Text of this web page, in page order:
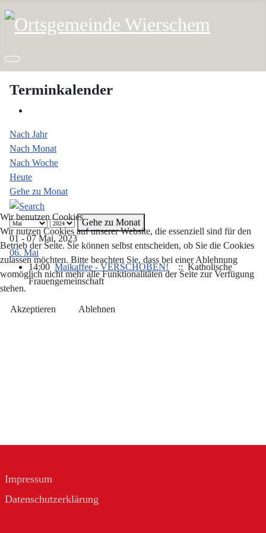
Terminkalender
Nach Jahr
Nach Monat
Nach Woche
Heute
Gehe zu Monat
Gehe zu Monat
01 - 07 Mai, 2023
06. Mai
14:00 Maikaffee - VERSCHOBEN!
:: Katholische
Frauengemeinschaft
Impressum
Datenschutzerklärung
Wir benutzen Cookies
Wir nutzen Cookies auf unserer Website, die essenziell sind für den
Betrieb der Seite. Sie können selbst entscheiden, ob Sie die Cookies
zulassen möchten. Bitte beachten Sie, dass bei einer Ablehnung
womöglich nicht mehr alle Funktionalitäten der Seite zur Verfügung
stehen.
Akzeptieren Ablehnen